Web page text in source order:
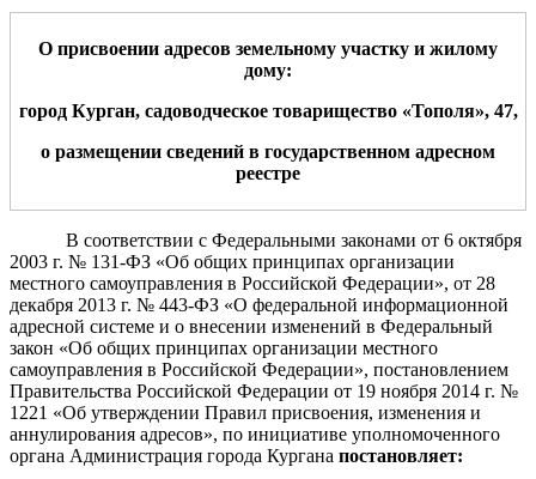
О присвоении адресов земельному участку и жилому
дому:
город Курган, садоводческое товарищество «Тополя», 47,
о размещении сведений в государственном адресном
реестре
В соответствии с Федеральными законами от 6 октября
2003 г. № 131-ФЗ «Об общих принципах организации
местного самоуправления в Российской Федерации», от 28
декабря 2013 г. № 443-ФЗ «О федеральной информационной
адресной системе и о внесении изменений в Федеральный
закон «Об общих принципах организации местного
самоуправления в Российской Федерации», постановлением
Правительства Российской Федерации от 19 ноября 2014 г. №
1221 «Об утверждении Правил присвоения, изменения и
аннулирования адресов», по инициативе уполномоченного
органа Администрация города Кургана постановляет: